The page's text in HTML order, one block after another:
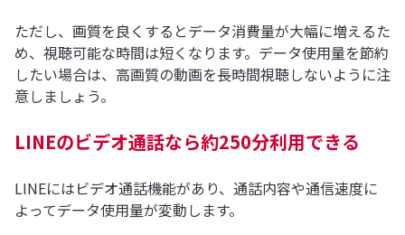
ただし、画質を良くするとデータ消費量が大幅に増えるた
め、視聴可能な時間は短くなります。データ使用量を節約
したい場合は、高画質の動画を長時間視聴しないように注
意しましょう。
LINEのビデオ通話なら約250分利用できる
LINEにはビデオ通話機能があり、通話内容や通信速度に
よってデータ使用量が変動します。